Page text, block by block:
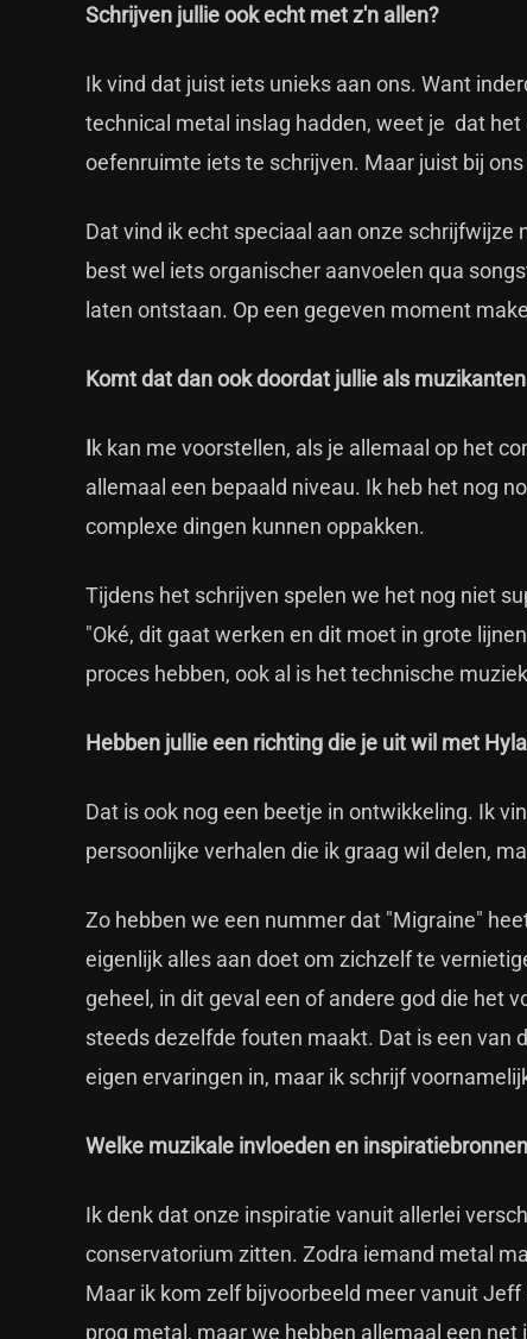
Schrijven jullie ook echt met z'n allen?
Ik vind dat juist iets unieks aan ons. Want
technical metal inslag hadden, weet je dat
oefenruimte iets te schrijven. Maar juist bij
Dat vind ik echt speciaal aan onze
best wel iets organischer aanvoelen qua
laten ontstaan. Op een gegeven moment
Komt dat dan ook doordat jullie als
Ik kan me voorstellen, als je allemaal op het
allemaal een bepaald niveau. Ik heb het nog
complexe dingen kunnen oppakken.
Tijdens het schrijven spelen we het nog niet
"Oké, dit gaat werken en dit moet in grote
proces hebben, ook al is het technische
Hebben jullie een richting die je uit wil met
Dat is ook nog een beetje in ontwikkeling. Ik
persoonlijke verhalen die ik graag wil delen,
Zo hebben we een nummer dat "Migraine"
eigenlijk alles aan doet om zichzelf te
geheel, in dit geval een of andere god die het
steeds dezelfde fouten maakt. Dat is een van
eigen ervaringen in, maar ik schrijf
Welke muzikale invloeden en
Ik denk dat onze inspiratie vanuit allerlei
conservatorium zitten. Zodra iemand metal
Maar ik kom zelf bijvoorbeeld meer vanuit
prog metal, maar we hebben allemaal een